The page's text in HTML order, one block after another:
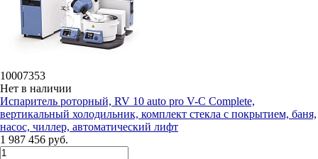
10007353
Нет в наличии
Испаритель роторный, RV 10 auto pro V-C Complete,
вертикальный холодильник, комплект стекла с покрытием, баня,
насос, чиллер, автоматический лифт
1 987 456 руб.